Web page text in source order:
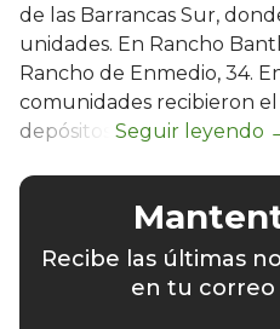
de las Barrancas Sur,
unidades. En Rancho
Rancho de Enmedio, 34.
comunidades recibieron el
depósitos.
Recibe las últimas
en tu